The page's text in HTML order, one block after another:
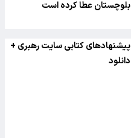
بلوچستان عطا کرده است.
بلوچستان عطا کرده است
پیشنهادهای کتابی سایت رهبری +
دانلود